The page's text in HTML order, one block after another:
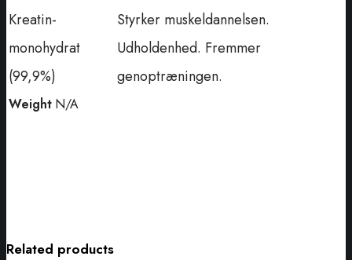
Kreatin-
monohydrat
(99,9%)
Styrker muskeldannelsen.
Udholdenhed. Fremmer
genoptræningen.
Weight N/A
Related products